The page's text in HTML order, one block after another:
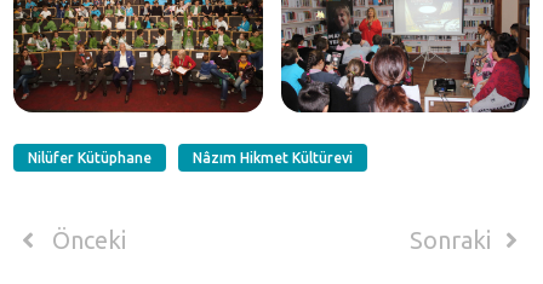
Nilüfer Kütüphane Nâzım Hikmet Kültürevi
Önceki Sonraki